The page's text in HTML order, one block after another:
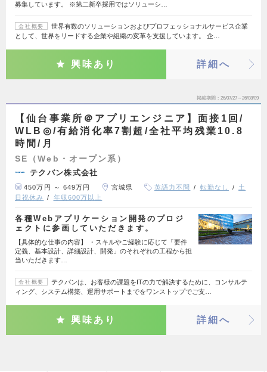
募集しています。 ※第二新卒採用ではソリューシ…
会社概要
世界有数のソリューションおよびプロフェッショナルサービス企業
として、世界をリードする企業や組織の変革を支援しています。 企…
興味あり 詳細へ
掲載期間 26/07/27～26/08/09
【仙台事業所＠アプリエンジニア】面接1回/
WLB◎/有給消化率7割超/全社平均残業10.8
時間/月
SE（Web・オープン系）
テクバン株式会社
450万円 ～ 649万円 宮城県 英語力不問 転勤なし
土
日祝休み
年収600万以上
各種Webアプリケーション開発のプロジ
ェクトに参画していただきます。
【具体的な仕事の内容】 ・スキルやご経験に応じて「要件
定義、基本設計、詳細設計、開発」のそれぞれの工程から担
当いただきます…
会社概要
テクバンは、お客様の課題をITの力で解決するために、コンサルテ
ィング、システム構築、運用サポートまでをワンストップでご支…
興味あり 詳細へ